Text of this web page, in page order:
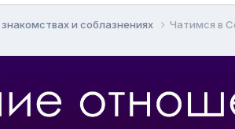
и соблазнениях Чатимся в